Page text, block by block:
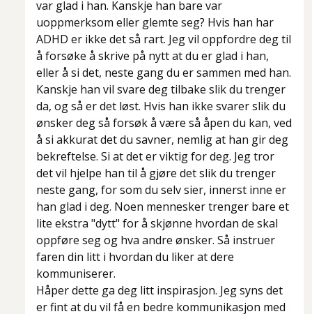
var glad i han. Kanskje han bare var
uoppmerksom eller glemte seg? Hvis han har
ADHD er ikke det så rart. Jeg vil oppfordre deg til
å forsøke å skrive på nytt at du er glad i han,
eller å si det, neste gang du er sammen med han.
Kanskje han vil svare deg tilbake slik du trenger
da, og så er det løst. Hvis han ikke svarer slik du
ønsker deg så forsøk å være så åpen du kan, ved
å si akkurat det du savner, nemlig at han gir deg
bekreftelse. Si at det er viktig for deg. Jeg tror
det vil hjelpe han til å gjøre det slik du trenger
neste gang, for som du selv sier, innerst inne er
han glad i deg. Noen mennesker trenger bare et
lite ekstra "dytt" for å skjønne hvordan de skal
oppføre seg og hva andre ønsker. Så instruer
faren din litt i hvordan du liker at dere
kommuniserer.
Håper dette ga deg litt inspirasjon. Jeg syns det
er fint at du vil få en bedre kommunikasjon med